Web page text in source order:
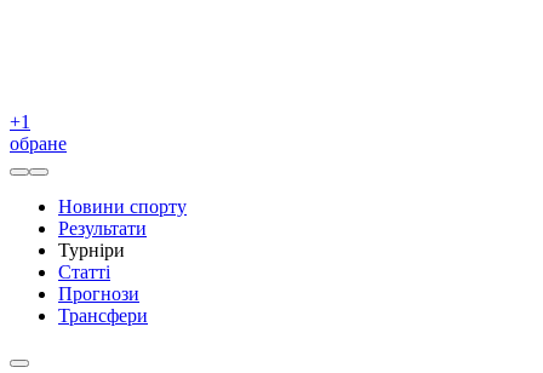
+1
обране
Новини спорту
Результати
Турніри
Статті
Прогнози
Трансфери